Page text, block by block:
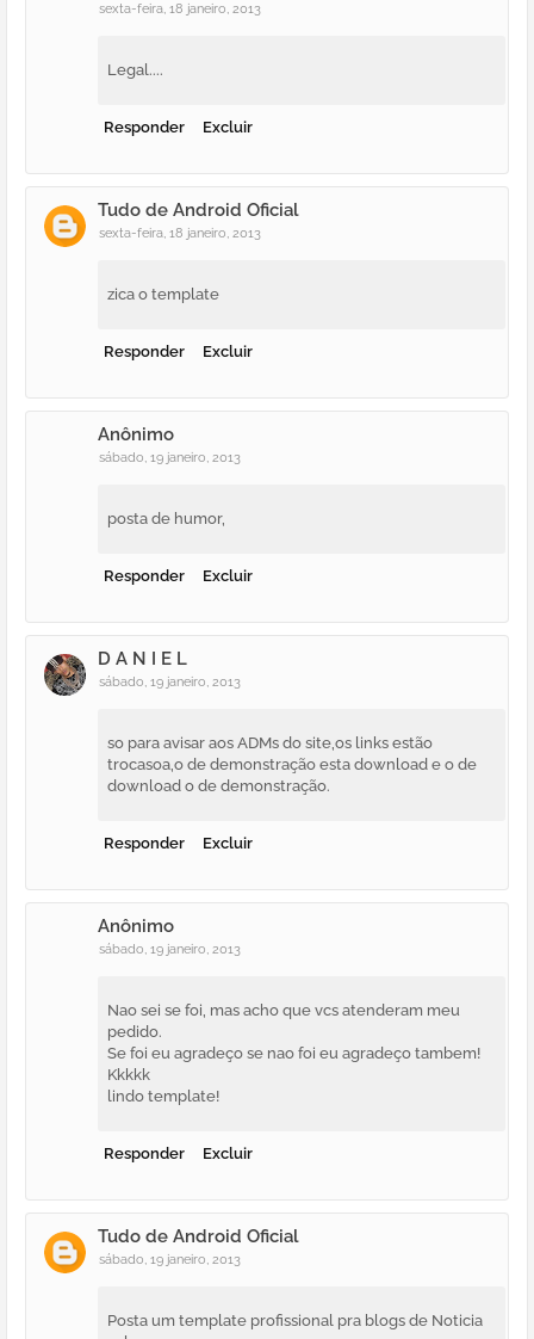
sexta-feira, 18 janeiro, 2013
Legal....
Responder Excluir
Tudo de Android Oficial
sexta-feira, 18 janeiro, 2013
zica o template
Responder Excluir
Anônimo
sábado, 19 janeiro, 2013
posta de humor,
Responder Excluir
D A N I E L
sábado, 19 janeiro, 2013
so para avisar aos ADMs do site,os links estão
trocasoa,o de demonstração esta download e o de
download o de demonstração.
Responder Excluir
Anônimo
sábado, 19 janeiro, 2013
Nao sei se foi, mas acho que vcs atenderam meu
pedido.
Se foi eu agradeço se nao foi eu agradeço tambem!
Kkkkk
lindo template!
Responder Excluir
Tudo de Android Oficial
sábado, 19 janeiro, 2013
Posta um template profissional pra blogs de Noticia